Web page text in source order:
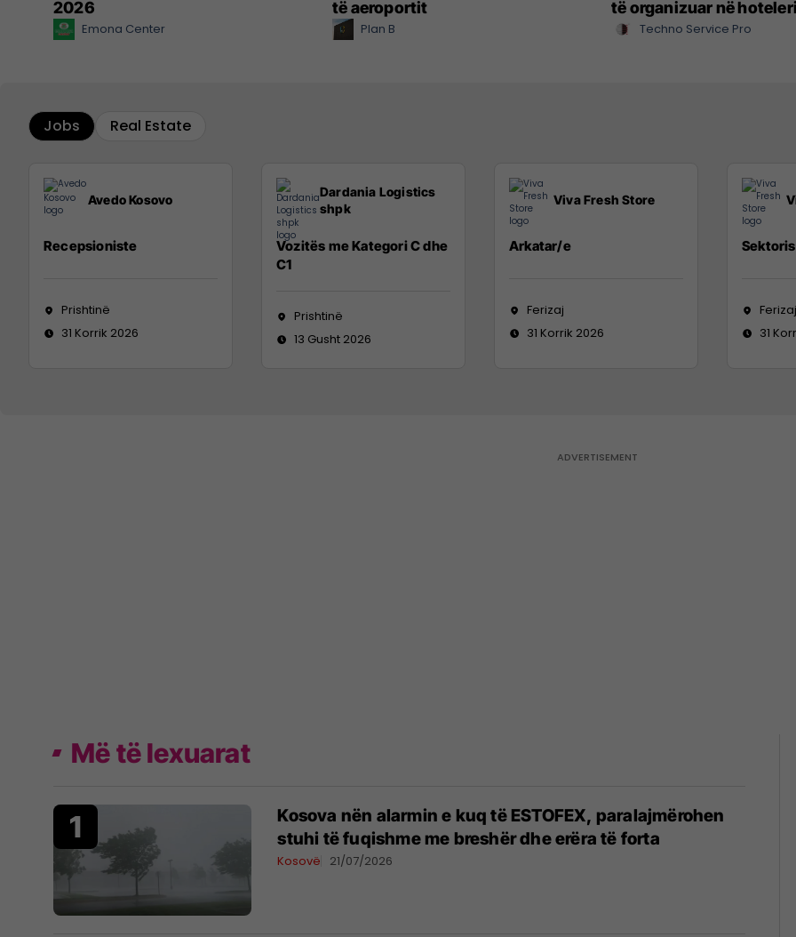
2026
Emona Center
të aeroportit
Plan B
të organizuar në hoteleri
Techno Service Pro
Jobs Real Estate
Avedo Kosovo
Recepsioniste
Prishtinë
31 Korrik 2026
Dardania Logistics
shpk
Vozitës me Kategori C dhe
C1
Prishtinë
13 Gusht 2026
Viva Fresh Store
Arkatar/e
Ferizaj
31 Korrik 2026
Ferizaj
31
Më të lexuarat
Kosova nën alarmin e kuq të ESTOFEX, paralajmërohen
stuhi të fuqishme me breshër dhe erëra të forta
Kosovë 21/07/2026